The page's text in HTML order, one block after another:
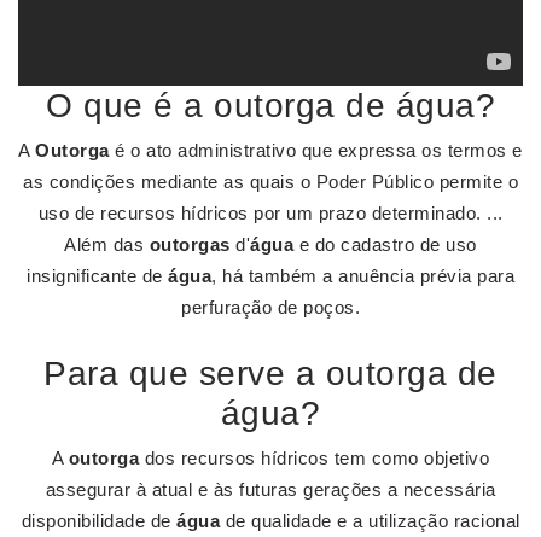
O que é a outorga de água?
AOutorgaé o ato administrativo que expressa os termos e
as condições mediante as quais o Poder Público permite o
uso de recursos hídricos por um prazo determinado. ...
Além das outorgas d'águae do cadastro de uso
insignificante de água, há também a anuência prévia para
perfuração de poços.
Para que serve a outorga de
água?
A outorgados recursos hídricos tem como objetivo
assegurar à atual e às futuras gerações a necessária
disponibilidade de águade qualidade e a utilização racional